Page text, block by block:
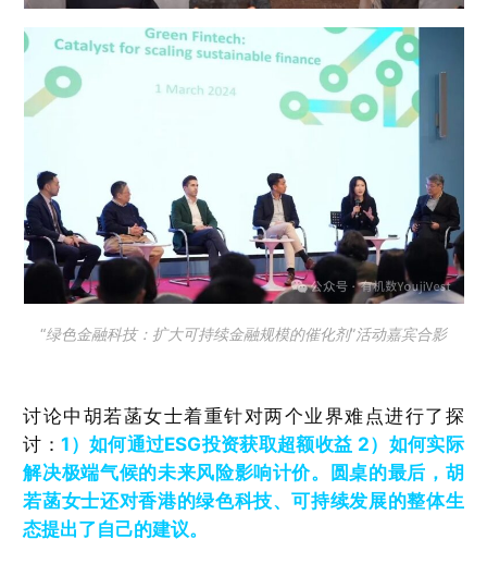
“绿色金融科技：扩大可持续金融规模的催化剂”活动嘉宾合影
讨论中胡若菡女士着重针对两个业界难点进行了探
讨：1）如何通过ESG投资获取超额收益 2）如何实际
解决极端气候的未来风险影响计价。圆桌的最后，胡
若菡女士还对香港的绿色科技、可持续发展的整体生
态提出了自己的建议。